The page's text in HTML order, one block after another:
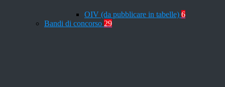
OIV (da pubblicare in tabelle) 6
Bandi di concorso 29